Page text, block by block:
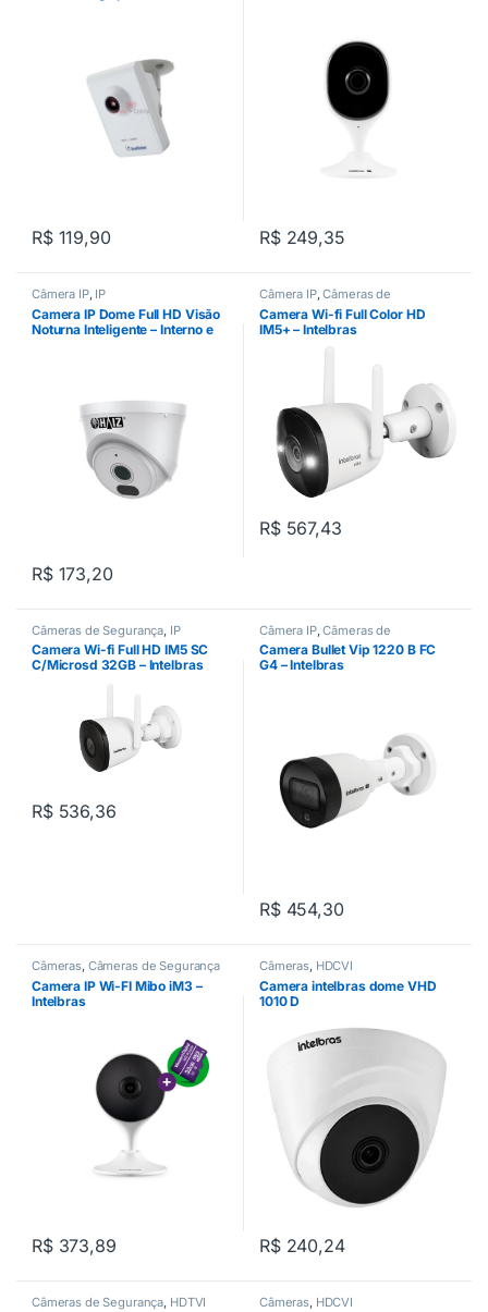
R$119,90 R$249,35
Câmera IP, IP
Camera IP Dome Full HD Visão
Noturna Inteligente – Interno e
R$173,20
Câmera IP,Câmeras de
Segurança,IP
Camera Wi-fi Full Color HD
IM5+ – Intelbras
R$567,43
Câmeras de Segurança, IP
Camera Wi-fi Full HD IM5 SC
C/Microsd 32GB – Intelbras
R$536,36
Câmera IP,Câmeras de
Segurança IP
Camera Bullet Vip 1220 B FC
G4 – Intelbras
R$454,30
Câmeras, Câmeras de Segurança
Camera IP Wi-FI Mibo iM3 –
Intelbras
R$373,89
Câmeras, HDCVI
Camera intelbras dome VHD
1010 D
R$240,24
Câmeras de Segurança, HDTVI Câmeras, HDCVI